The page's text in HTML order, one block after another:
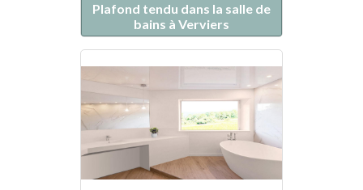
Plafond tendu dans la salle de
bains à Verviers